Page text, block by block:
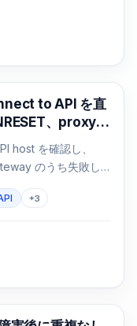
to API を直
、proxy
host を確認し、
のうち失敗し
+3